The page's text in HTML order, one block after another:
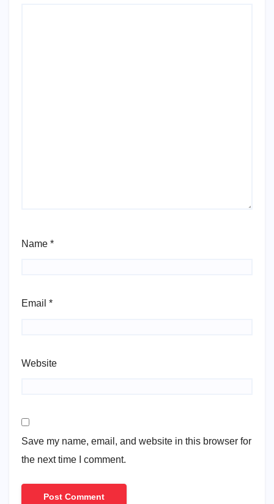
Name *
Email *
Website
Save my name, email, and website in this browser for
the next time I comment.